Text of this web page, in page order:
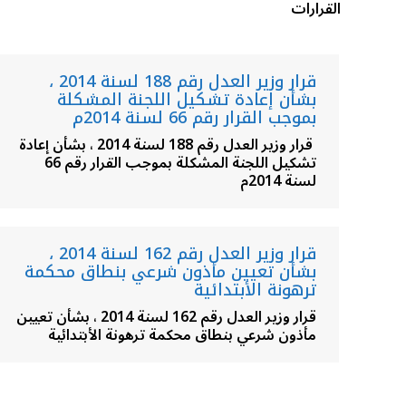
القرارات
قرار وزير العدل رقم 188 لسنة 2014 ،
بشأن إعادة تشكيل اللجنة المشكلة
بموجب القرار رقم 66 لسنة 2014م
قرار وزير العدل رقم 188 لسنة 2014 ، بشأن إعادة
تشكيل اللجنة المشكلة بموجب القرار رقم 66
لسنة 2014م
قرار وزير العدل رقم 162 لسنة 2014 ،
بشأن تعيين مأذون شرعي بنطاق محكمة
ترهونة الأبتدائية
قرار وزير العدل رقم 162 لسنة 2014 ، بشأن تعيين
مأذون شرعي بنطاق محكمة ترهونة الأبتدائية